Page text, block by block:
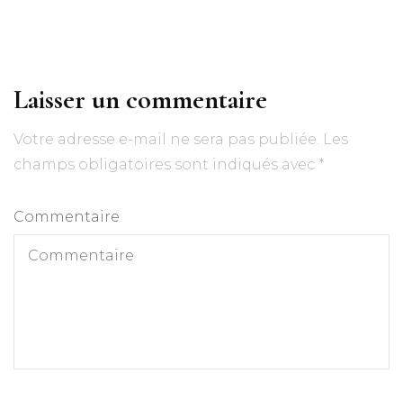
Laisser un commentaire
Votre adresse e-mail ne sera pas publiée. Les
champs obligatoires sont indiqués avec *
Commentaire